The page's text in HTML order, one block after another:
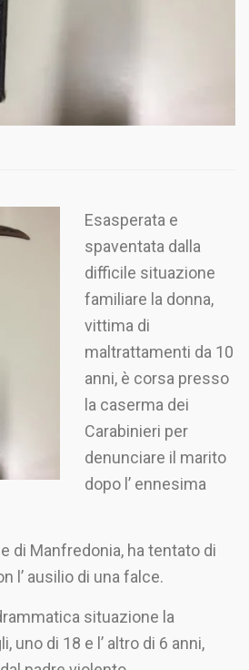
Esasperata e
spaventata dalla
difficile situazione
familiare la donna,
vittima di
maltrattamenti da 10
anni, è corsa presso
la caserma dei
Carabinieri per
denunciare il marito
dopo l’ ennesima
di Manfredonia, ha tentato di
l’ ausilio di una falce.
situazione la
uno di 18 e l’ altro di 6 anni,